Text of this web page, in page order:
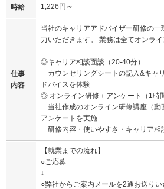
時給 1,226円～
仕事
内容
当社のキャリアアドバイザー研修の
力いただきます。 業務は全てオンライ
◎キャリア相談面談（20-40分）
カウンセリングシートの記入&キャ
ドバイスを体験
◎ オンライン研修＋アンケート（1時
当社作成のオンライン研修講座（動
アンケートを実施
研修内容・使いやすさ・キャリア相
【就業までの流れ】
○ご応募
↓
○弊社からご案内メールを2通お送りい